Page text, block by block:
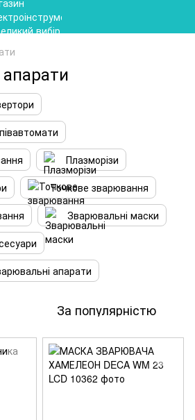
Плазморізи
Точкове зварювання
Зварювальні маски
апарати
За популярністю